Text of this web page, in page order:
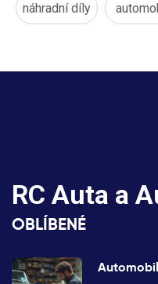
náhradní díly
RC Auta a
OBLÍBENÉ